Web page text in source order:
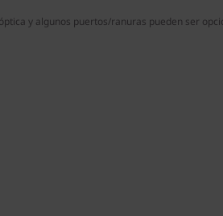
y algunos puertos/ranuras pueden ser